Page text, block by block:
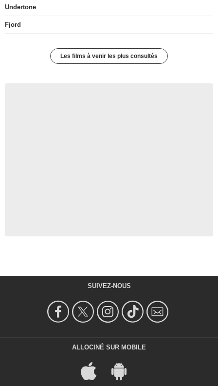
Undertone
Fjord
Les films à venir les plus consultés
SUIVEZ-NOUS
ALLOCINÉ SUR MOBILE